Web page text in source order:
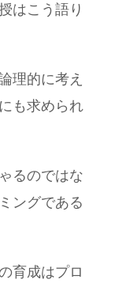
はこう語り
理的に考え
も求められ
るのではな
ングである
育成はプロ